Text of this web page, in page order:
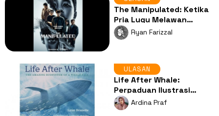
The Manipulated: Ketika
Pria Lugu Melawan
Konspirasi Kejam, Penuh
Aksi dan Kritik Sosial
Ryan Farizzal
ULASAN
Life After Whale:
Perpaduan Ilustrasi
Spektakuler dan Sains
yang Memikat
Ardina Praf